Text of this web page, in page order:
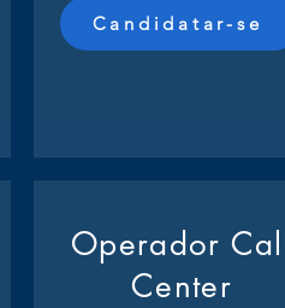
Candidatar-se
Operador
Center